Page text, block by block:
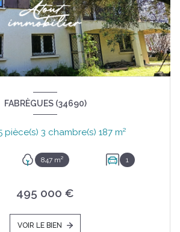
FABRÈGUES (34690)
Maison 5 pièce(s) 3 chambre(s) 187 m²
847 m² 1
495 000 €
VOIR LE BIEN